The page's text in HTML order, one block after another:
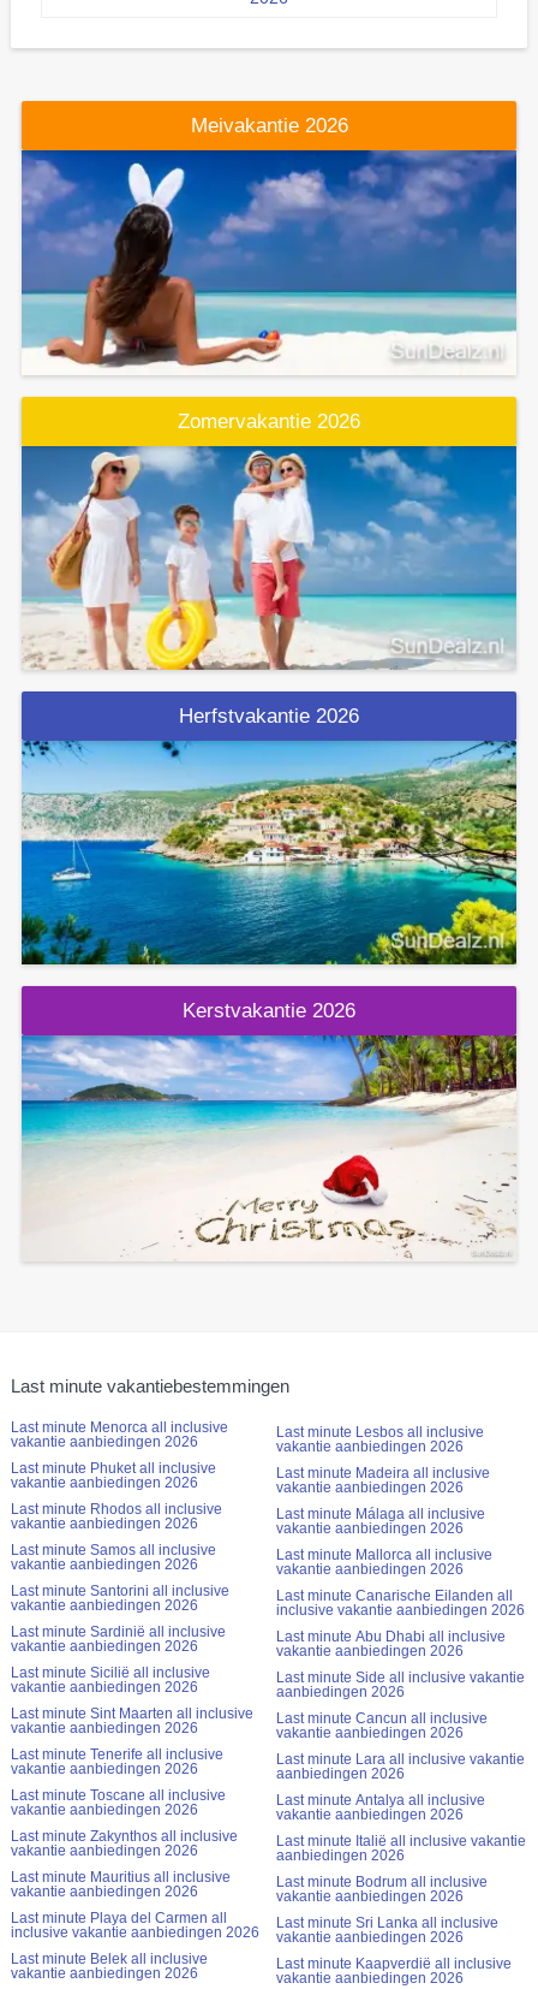
Meivakantie 2026
Zomervakantie 2026
Herfstvakantie 2026
Kerstvakantie 2026
Last minute vakantiebestemmingen
Last minute Menorca all inclusive
vakantie aanbiedingen 2026
Last minute Phuket all inclusive
vakantie aanbiedingen 2026
Last minute Rhodos all inclusive
vakantie aanbiedingen 2026
Last minute Samos all inclusive
vakantie aanbiedingen 2026
Last minute Santorini all inclusive
vakantie aanbiedingen 2026
Last minute Sardinië all inclusive
vakantie aanbiedingen 2026
Last minute Sicilië all inclusive
vakantie aanbiedingen 2026
Last minute Sint Maarten all inclusive
vakantie aanbiedingen 2026
Last minute Tenerife all inclusive
vakantie aanbiedingen 2026
Last minute Toscane all inclusive
vakantie aanbiedingen 2026
Last minute Zakynthos all inclusive
vakantie aanbiedingen 2026
Last minute Mauritius all inclusive
vakantie aanbiedingen 2026
Last minute Playa del Carmen all
inclusive vakantie aanbiedingen 2026
Last minute Belek all inclusive
vakantie aanbiedingen 2026
Last minute Lesbos all inclusive
vakantie aanbiedingen 2026
Last minute Madeira all inclusive
vakantie aanbiedingen 2026
Last minute Málaga all inclusive
vakantie aanbiedingen 2026
Last minute Mallorca all inclusive
vakantie aanbiedingen 2026
Last minute Canarische Eilanden all
inclusive vakantie aanbiedingen 2026
Last minute Abu Dhabi all inclusive
vakantie aanbiedingen 2026
Last minute Side all inclusive vakantie
aanbiedingen 2026
Last minute Cancun all inclusive
vakantie aanbiedingen 2026
Last minute Lara all inclusive vakantie
aanbiedingen 2026
Last minute Antalya all inclusive
vakantie aanbiedingen 2026
Last minute Italië all inclusive vakantie
aanbiedingen 2026
Last minute Bodrum all inclusive
vakantie aanbiedingen 2026
Last minute Sri Lanka all inclusive
vakantie aanbiedingen 2026
Last minute Kaapverdië all inclusive
vakantie aanbiedingen 2026